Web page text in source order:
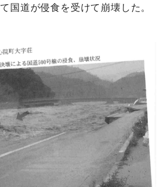
国道が侵食を受けて崩壊した。